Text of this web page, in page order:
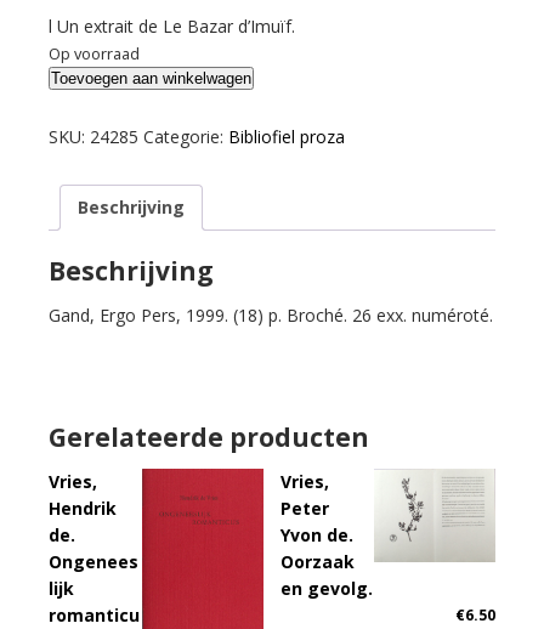
l Un extrait de Le Bazar d’Imuïf.
Op voorraad
Seuphor,
L'invité.
Toevoegen aan winkelwagen
SKU: 24285 Categorie: Bibliofiel proza
Beschrijving
Beschrijving
Gand, Ergo Pers, 1999. (18) p. Broché. 26 exx. numéroté.
Gerelateerde producten
Vries,
Hendrik
de.
Ongenees
lijk
romanticu
Vries,
Peter
Yvon de.
Oorzaak
en gevolg.
€6.50